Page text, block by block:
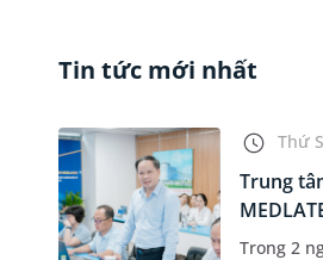
Tin tức mới nhất
Thứ
Trung
giá
Trong 2